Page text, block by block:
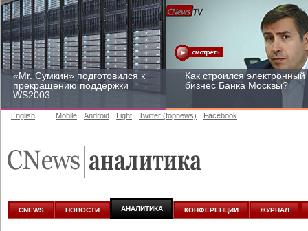
«Mr. Сумкин» подготовился к
прекращению поддержки
WS2003
Как строился электронный
бизнес Банка Москвы?
к аналитике
участвовать
English Mobile Android Light Twitter (topnews) Facebook
CNEWS НОВОСТИ АНАЛИТИКА КОНФЕРЕНЦИИ ЖУРНАЛ